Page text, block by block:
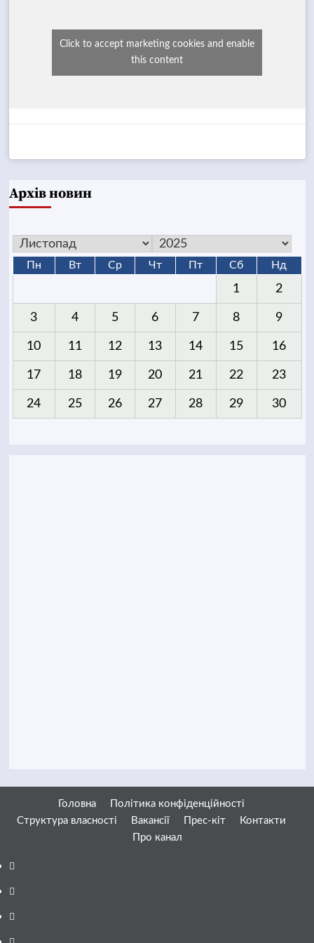
Click to accept marketing cookies and enable
this content
Архів новин
Пн Вт Ср Чт Пт Сб Нд
1 2
3 4 5 6 7 8 9
10 11 12 13 14 15 16
17 18 19 20 21 22 23
24 25 26 27 28 29 30
Головна
Політика конфіденційності
Структура власності
Вакансії Прес-кіт
Контакти
Про канал
Facebook
YouTube
Telegram